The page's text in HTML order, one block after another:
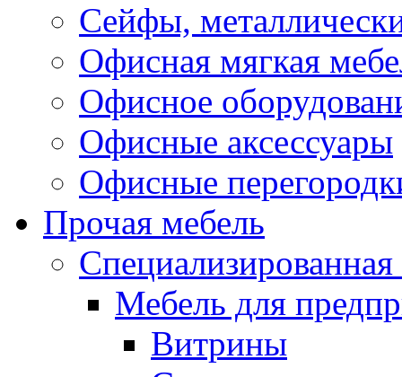
Сейфы,
Офисная мягкая
Офисное
Офисные аксессуары
Офисные
Прочая мебель
Специализированная
Мебель для
Витрины